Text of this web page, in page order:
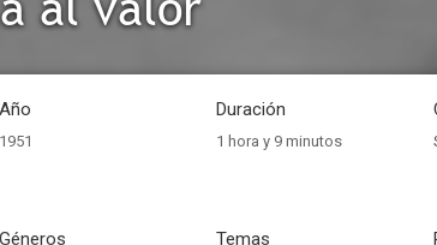
Año
1951
Duración
1 hora y 9 minutos
Géneros Temas